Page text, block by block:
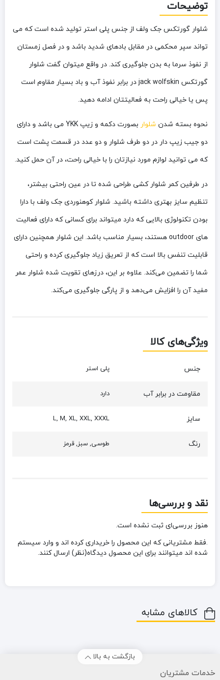
توضیحات
شلوار گورتکس جک ولف از جنس پلی استر تولید شده است که می
تواند سپر محکمی در مقابل بادهای شدید باشد و در فصل زمستان
از نفوذ سرما به بدن جلوگیری کند. در واقع میتوان گفت شلوار
گورتکس jack wolfskin در برابر نفوذ آب و باد بسیار مقاوم است
پس یا خیالی راحت به فعالیتتان ادامه دهید.
نحوه بسته شدن شلوار
بصورت دکمه و زیپ YKK می باشد و دارای
دو جیب زیپ دار در دو طرف شلوار و دو عدد در قسمت پشت است
که می توانید لوازم مورد نیازتان را با خیالی راحت، در آن حمل کنید.
در طرفین کمر شلوار کشی طراحی شده تا در عین راحتی بیشتر،
تنظیم سایز بهتری داشته باشید. شلوار کوهنوردی جک ولف با دارا
بودن تکنولوژی بالایی که دارد میتواند برای کسانی که دارای فعالیت
های outdoor هستند، بسیار مناسب باشد. این شلوار همچنین دارای
قابلیت تنفس بالا است که از تعریق زیاد جلوگیری کرده و راحتی
شما را تضمین می‌کند. علاوه بر این، درزهای تقویت شده شلوار عمر
مفید آن را افزایش می‌دهد و از پارگی جلوگیری می‌کند.
ویژگی‌های کالا
جنس پلی استر
مقاومت در برابر آب دارد
سایز L, M, XL, XXL, XXXL
رنگ طوسی, سبز, قرمز
نقد و بررسی‌ها
هنوز بررسی‌ای ثبت نشده است.
.فقط مشتریانی که این محصول را خریداری کرده اند و وارد سیستم
شده اند میتوانند برای این محصول دیدگاه(نظر) ارسال کنند.
کالاهای مشابه
بازگشت به بالا
خدمات مشتریان